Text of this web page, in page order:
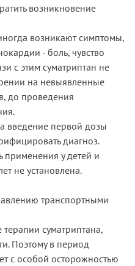
возникновение
возникают симптомы,
- боль, чувство
с этим суматриптан не
на невыявленные
до проведения
введение первой дозы
диагноз.
применения у детей и
не установлена.
транспортными
суматриптана,
Поэтому в период
с особой осторожностью